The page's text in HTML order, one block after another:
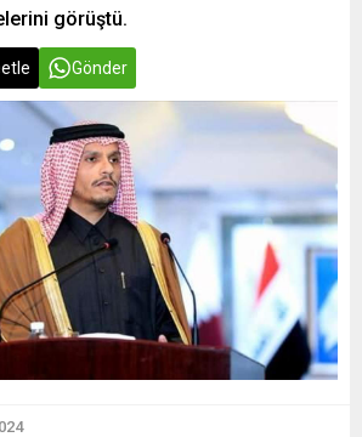
görüştü.
Gönder